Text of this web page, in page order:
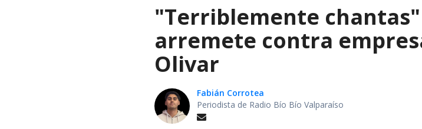
"Terriblemente
arremete contra
Olivar
Fabián Corrotea
Periodista de Radio Bío Bío Valparaíso